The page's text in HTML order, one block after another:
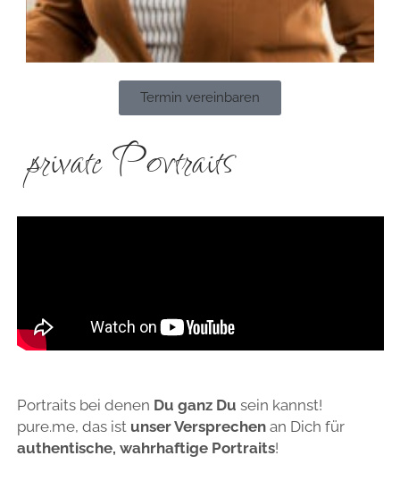
Termin vereinbaren
private Portraits
Portraits bei denen Du ganz Du sein kannst!
pure.me, das ist unser Versprechenan Dich für
authentische, wahrhaftige Portraits!